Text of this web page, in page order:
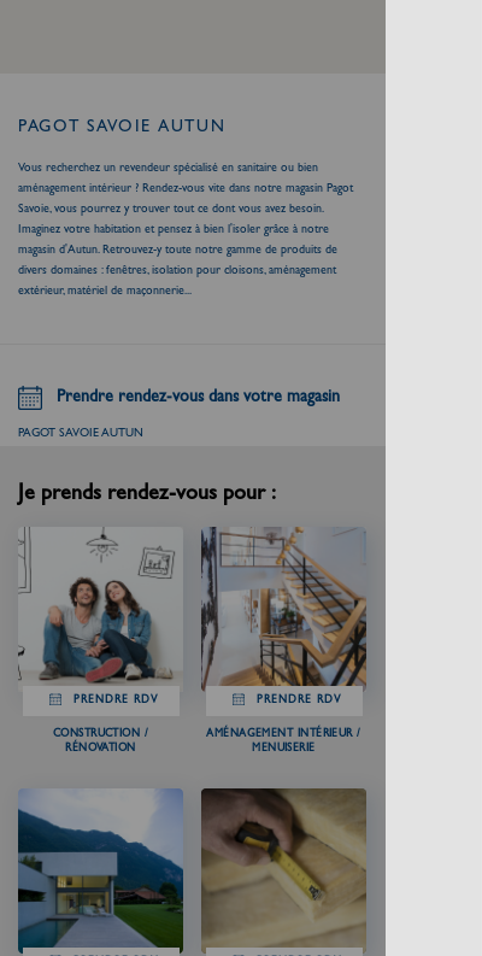
PAGOT SAVOIE AUTUN
Vous recherchez un revendeur spécialisé en sanitaire ou bien
aménagement intérieur ? Rendez-vous vite dans notre magasin Pagot
Savoie, vous pourrez y trouver tout ce dont vous avez besoin.
Imaginez votre habitation et pensez à bien l'isoler grâce à notre
magasin d'Autun. Retrouvez-y toute notre gamme de produits de
divers domaines : fenêtres, isolation pour cloisons, aménagement
extérieur, matériel de maçonnerie...
Prendre rendez-vous dans votre magasin
PAGOT SAVOIE AUTUN
Je prends rendez-vous pour :
PRENDRE RDV
CONSTRUCTION /
RÉNOVATION
PRENDRE RDV
AMÉNAGEMENT INTÉRIEUR /
MENUISERIE